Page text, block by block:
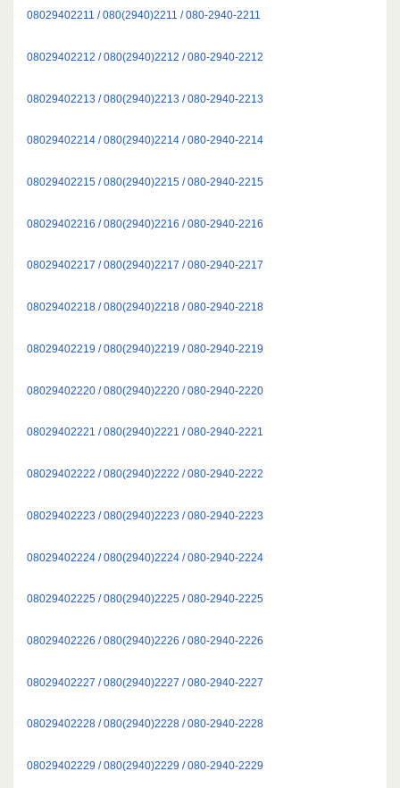
08029402211 / 080(2940)2211 / 080-2940-2211
08029402212 / 080(2940)2212 / 080-2940-2212
08029402213 / 080(2940)2213 / 080-2940-2213
08029402214 / 080(2940)2214 / 080-2940-2214
08029402215 / 080(2940)2215 / 080-2940-2215
08029402216 / 080(2940)2216 / 080-2940-2216
08029402217 / 080(2940)2217 / 080-2940-2217
08029402218 / 080(2940)2218 / 080-2940-2218
08029402219 / 080(2940)2219 / 080-2940-2219
08029402220 / 080(2940)2220 / 080-2940-2220
08029402221 / 080(2940)2221 / 080-2940-2221
08029402222 / 080(2940)2222 / 080-2940-2222
08029402223 / 080(2940)2223 / 080-2940-2223
08029402224 / 080(2940)2224 / 080-2940-2224
08029402225 / 080(2940)2225 / 080-2940-2225
08029402226 / 080(2940)2226 / 080-2940-2226
08029402227 / 080(2940)2227 / 080-2940-2227
08029402228 / 080(2940)2228 / 080-2940-2228
08029402229 / 080(2940)2229 / 080-2940-2229